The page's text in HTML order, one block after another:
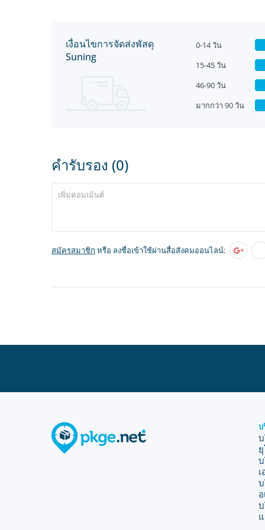
เงื่อนไขการจัดส่งพัสดุ
Suning
0-14 วัน
15-45 วัน
46-90 วัน
มากกว่า 90 วัน
คำรับรอง (0)
สมัครสมาชิก หรือ ลงชื่อเข้าใช้ผ่านสื่อสังคมออนไลน์:
บ